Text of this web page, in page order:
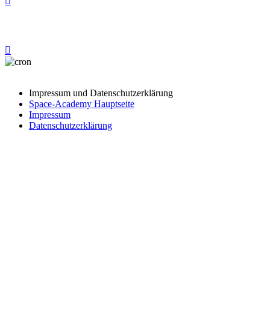
Impressum und Datenschutzerklärung
Space-Academy Hauptseite
Impressum
Datenschutzerklärung